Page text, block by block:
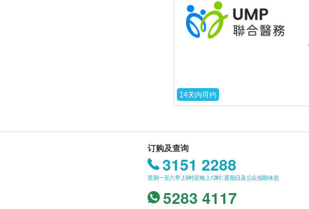
14天内可约
订购及查询
3151 2288
星期一至六早上9时至晚上12时; 星期日及公众假期休息
5283 4117